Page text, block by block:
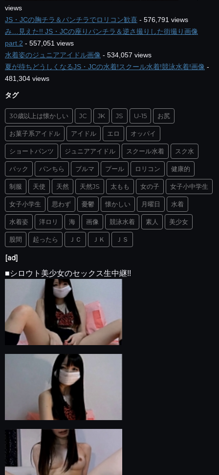
views
JS・JCの胸チラ＆パンチラでロリコン歓喜 - 576,791 views
み…見えた!! JS・JCの座りパンチラ＆逆さ撮りした街撮り画像
part.2 - 557,051 views
水着姿のジュニアアイドル画像 - 534,057 views
夏が待ちどうしくなるJS・JCの水着!スクール水着!競泳水着!画像 -
481,304 views
タグ
30歳以上は懐かしい JC JK JS U-15 お尻
お菓子系アイドル アイドル エロ オッパイ
ショートパンツ ジュニアアイドル スクール水着 スク水
バック パンちら ブルマ プール ロリコン 健康的
制服 天使 天然 天然JS 太もも 女の子 女子小中学生
女子小学生 思わず 憂鬱 懐かしい 月曜日 水着
水着姿 洋ロリ 海 画像 競泳水着 素人 美少女
股間 起ったら ＪＣ ＪＫ ＪＳ
[ad]
■シロウト美少女のセックス生中継!!